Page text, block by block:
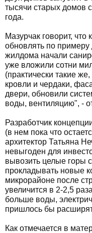
тысячи старых домов
года.
Мазурчак говорит, что
обновлять по
жилдома начали
уже вложили сотни
(практически такие
кровли и чердаки,
двери, обновили
воды, вентиляцию", -
Разработчик
(в нем пока что
архитектор Татьяна
невыгоден для
вывозить целые горы
прокладывать новые
микрорайоне после
увеличится в 2-2,5
больше воды,
пришлось бы
Как отмечается в